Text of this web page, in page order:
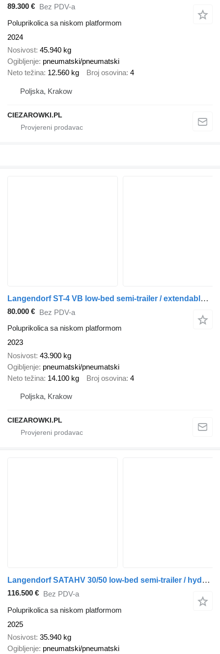
89.300 €
Bez PDV-a
Poluprikolica sa niskom platformom
2024
Nosivost 45.940 kg
Ogibljenje pneumatski/pneumatski
Neto težina 12.560 kg Broj osovina 4
Poljska, Krakow
CIEZAROWKI.PL
Langendorf ST-4 VB low-bed semi-trailer / extendable / widened / 2 steering
80.000 € Bez PDV-a
Poluprikolica sa niskom platformom
2023
Nosivost 43.900 kg
Ogibljenje pneumatski/pneumatski
Neto težina 14.100 kg Broj osovina 4
Poljska, Krakow
CIEZAROWKI.PL
Langendorf SATAHV 30/50 low-bed semi-trailer / hydraulically steered axles
116.500 € Bez PDV-a
Poluprikolica sa niskom platformom
2025
Nosivost 35.940 kg
Ogibljenje pneumatski/pneumatski